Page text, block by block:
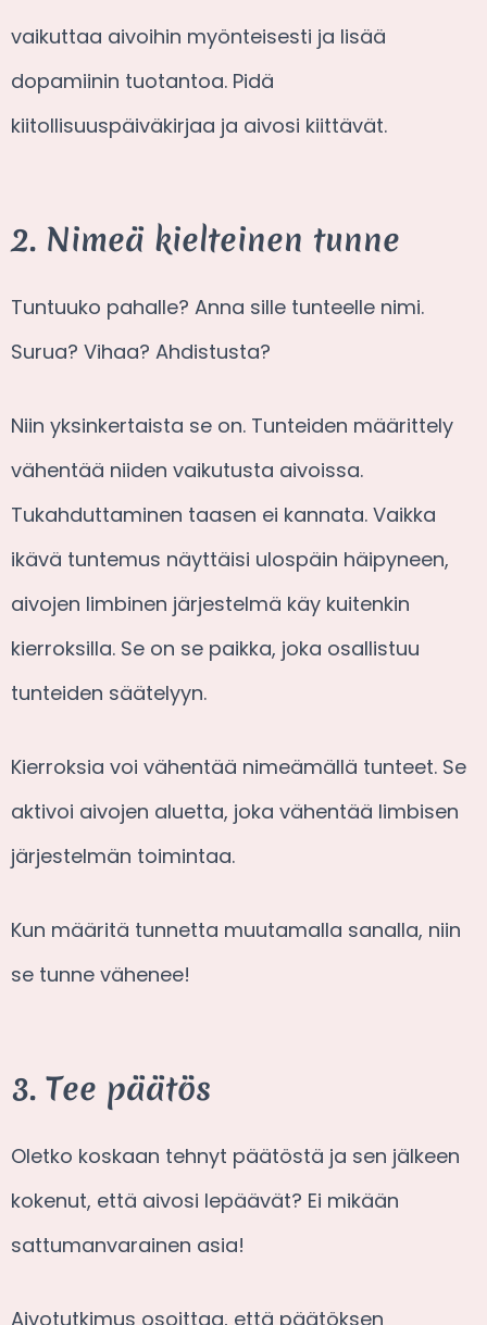
vaikuttaa aivoihin myönteisesti ja lisää
dopamiinin tuotantoa. Pidä
kiitollisuuspäiväkirjaa ja aivosi kiittävät.
2. Nimeä kielteinen tunne
Tuntuuko pahalle? Anna sille tunteelle nimi.
Surua? Vihaa? Ahdistusta?
Niin yksinkertaista se on. Tunteiden määrittely
vähentää niiden vaikutusta aivoissa.
Tukahduttaminen taasen ei kannata. Vaikka
ikävä tuntemus näyttäisi ulospäin häipyneen,
aivojen limbinen järjestelmä käy kuitenkin
kierroksilla. Se on se paikka, joka osallistuu
tunteiden säätelyyn.
Kierroksia voi vähentää nimeämällä tunteet. Se
aktivoi aivojen aluetta, joka vähentää limbisen
järjestelmän toimintaa.
Kun määritä tunnetta muutamalla sanalla, niin
se tunne vähenee!
3. Tee päätös
Oletko koskaan tehnyt päätöstä ja sen jälkeen
kokenut, että aivosi lepäävät? Ei mikään
sattumanvarainen asia!
Aivotutkimus osoittaa, että päätöksen